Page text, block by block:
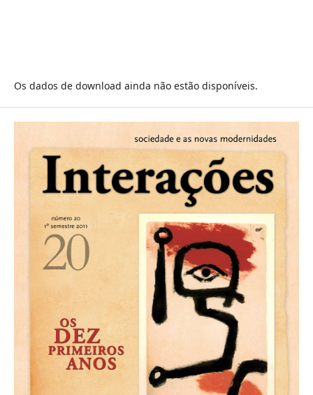
Os dados de download ainda não estão disponíveis.